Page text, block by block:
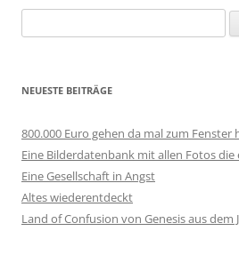
nach:
NEUESTE BEITRÄGE
800.000 Euro gehen da mal zum Fenster
Eine Bilderdatenbank mit allen Fotos die
Eine Gesellschaft in Angst
Altes wiederentdeckt
Land of Confusion von Genesis aus dem